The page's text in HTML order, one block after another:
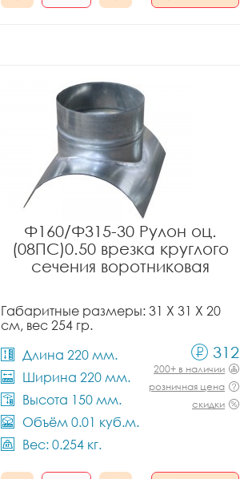
Ф160/Ф315-30 Рулон оц.
(08ПС)0.50 врезка круглого
сечения воротниковая
Габаритные размеры: 31 X 31 X 20
см, вес 254 гр.
Длина 220 мм.
Ширина 220 мм.
Высота 150 мм.
Объём 0.01 куб.м.
Вес: 0.254 кг.
312
200+ в наличии
розничная цена
скидки